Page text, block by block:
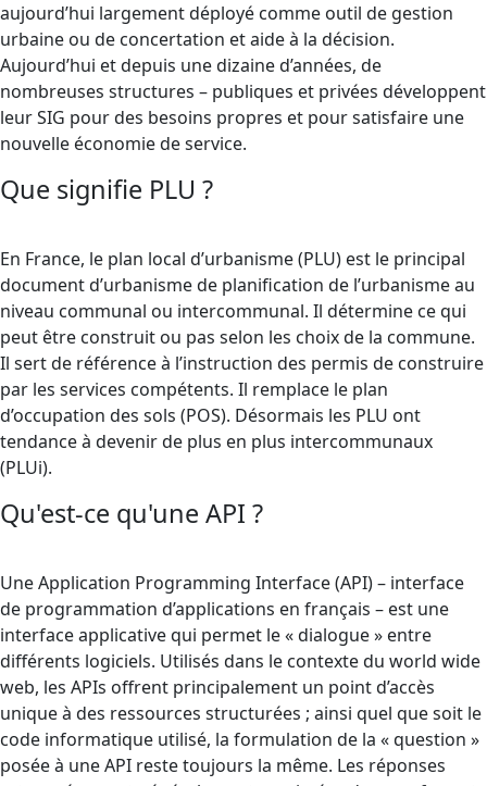
aujourd’hui largement déployé comme outil de gestion
urbaine ou de concertation et aide à la décision.
Aujourd’hui et depuis une dizaine d’années, de
nombreuses structures – publiques et privées développent
leur SIG pour des besoins propres et pour satisfaire une
nouvelle économie de service.
Que signifie PLU ?
En France, le plan local d’urbanisme (PLU) est le principal
document d’urbanisme de planification de l’urbanisme au
niveau communal ou intercommunal. Il détermine ce qui
peut être construit ou pas selon les choix de la commune.
Il sert de référence à l’instruction des permis de construire
par les services compétents. Il remplace le plan
d’occupation des sols (POS). Désormais les PLU ont
tendance à devenir de plus en plus intercommunaux
(PLUi).
Qu'est-ce qu'une API ?
Une Application Programming Interface (API) – interface
de programmation d’applications en français – est une
interface applicative qui permet le « dialogue » entre
différents logiciels. Utilisés dans le contexte du world wide
web, les APIs offrent principalement un point d’accès
unique à des ressources structurées ; ainsi quel que soit le
code informatique utilisé, la formulation de la « question »
posée à une API reste toujours la même. Les réponses